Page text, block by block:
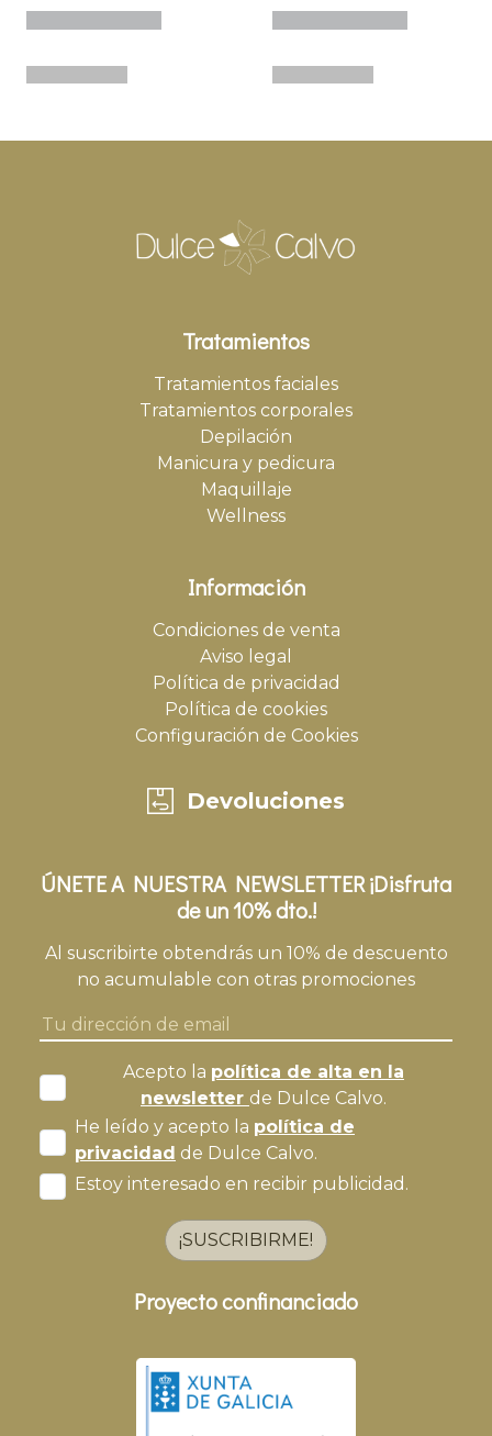
Tratamientos
Tratamientos faciales
Tratamientos corporales
Depilación
Manicura y pedicura
Maquillaje
Wellness
Información
Condiciones de venta
Aviso legal
Política de privacidad
Política de cookies
Configuración de Cookies
Devoluciones
ÚNETE A NUESTRA NEWSLETTER ¡Disfruta
de un 10% dto.!
Al suscribirte obtendrás un 10% de descuento
no acumulable con otras promociones
Acepto la política de alta en la
newsletter de Dulce Calvo.
He leído y acepto la política de
privacidad de Dulce Calvo.
Estoy interesado en recibir publicidad.
¡SUSCRIBIRME!
Proyecto confinanciado